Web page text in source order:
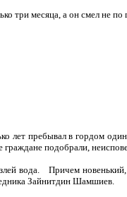
три месяца, а он смел не
лет пребывал в гордом
подобрали,
вода. Причем
Зайнитдин Шамшиев.